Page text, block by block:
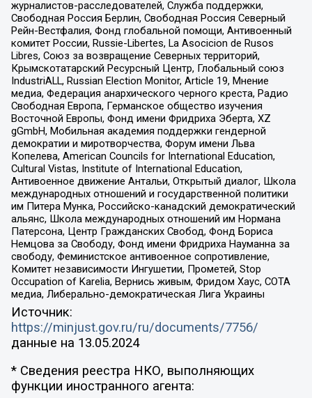
журналистов-расследователей, Служба поддержки,
Свободная Россия Берлин, Свободная Россия Северный
Рейн-Вестфалия, Фонд глобальной помощи, Антивоенный
комитет России, Russie-Libertes, La Asocicion de Rusos
Libres, Союз за возвращение Северных территорий,
Крымскотатарский Ресурсный Центр, Глобальный союз
IndustriALL, Russian Election Monitor, Article 19, Мнение
медиа, Федерация анархического черного креста, Радио
Свободная Европа, Германское общество изучения
Восточной Европы, Фонд имени Фридриха Эберта, XZ
gGmbH, Мобильная академия поддержки гендерной
демократии и миротворчества, Форум имени Льва
Копелева, American Councils for International Education,
Cultural Vistas, Institute of International Education,
Антивоенное движение Антальи, Открытый диалог, Школа
международных отношений и государственной политики
им Питера Мунка, Российско-канадский демократический
альянс, Школа международных отношений им Нормана
Патерсона, Центр Гражданских Свобод, Фонд Бориса
Немцова за Свободу, Фонд имени Фридриха Науманна за
свободу, Феминистское антивоенное сопротивление,
Комитет независимости Ингушетии, Прометей, Stop
Occupation of Karelia, Вернись живым, Фридом Хаус, СОТА
медиа, Либерально-демократическая Лига Украины
Источник:
https://minjust.gov.ru/ru/documents/7756/
данные на 13.05.2024
* Сведения реестра НКО, выполняющих
функции иностранного агента: